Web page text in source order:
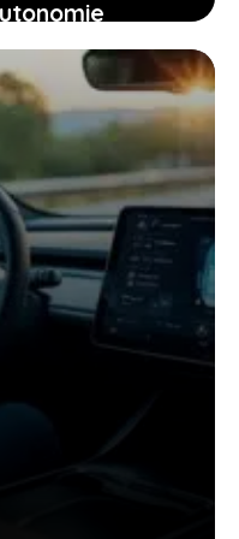
y qui vont
la voiture